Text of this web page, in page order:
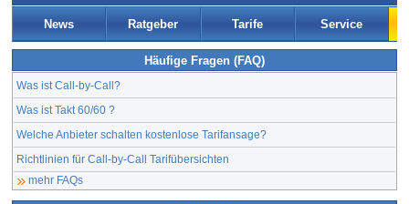
News Ratgeber Tarife Service
Häufige Fragen (FAQ)
Was ist Call-by-Call?
Was ist Takt 60/60 ?
Welche Anbieter schalten kostenlose Tarifansage?
Richtlinien für Call-by-Call Tarifübersichten
mehr FAQs